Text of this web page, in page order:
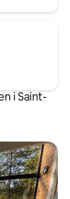
i Saint-